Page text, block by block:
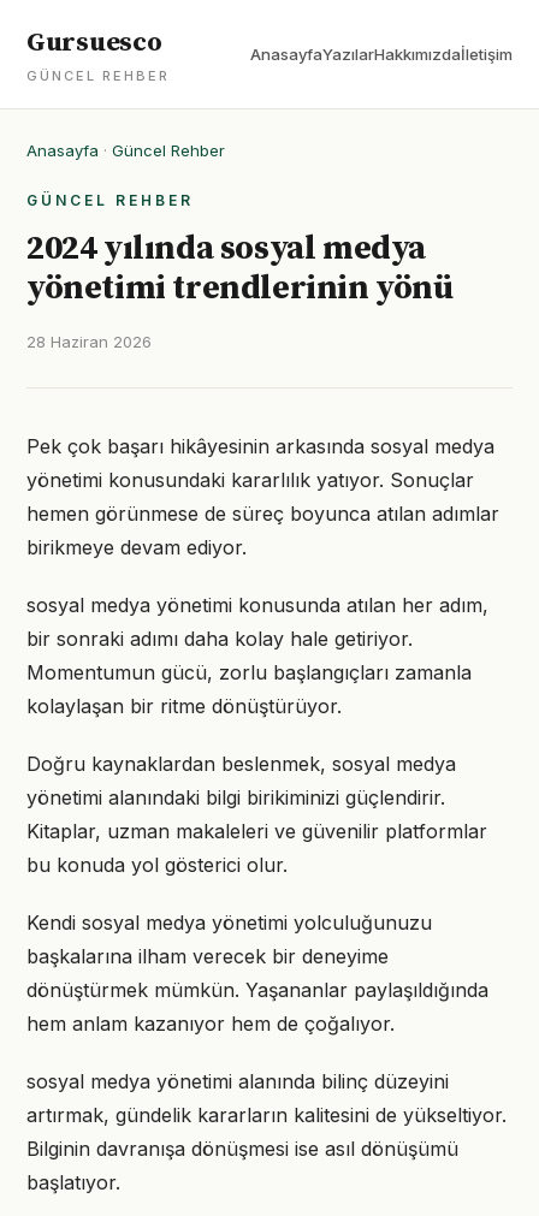
Gursuesco
GÜNCEL REHBER
AnasayfaYazılarHakkımızdaİletişim
Anasayfa · Güncel Rehber
GÜNCEL REHBER
2024 yılında sosyal medya
yönetimi trendlerinin yönü
28 Haziran 2026
Pek çok başarı hikâyesinin arkasında sosyal medya
yönetimi konusundaki kararlılık yatıyor. Sonuçlar
hemen görünmese de süreç boyunca atılan adımlar
birikmeye devam ediyor.
sosyal medya yönetimi konusunda atılan her adım,
bir sonraki adımı daha kolay hale getiriyor.
Momentumun gücü, zorlu başlangıçları zamanla
kolaylaşan bir ritme dönüştürüyor.
Doğru kaynaklardan beslenmek, sosyal medya
yönetimi alanındaki bilgi birikiminizi güçlendirir.
Kitaplar, uzman makaleleri ve güvenilir platformlar
bu konuda yol gösterici olur.
Kendi sosyal medya yönetimi yolculuğunuzu
başkalarına ilham verecek bir deneyime
dönüştürmek mümkün. Yaşananlar paylaşıldığında
hem anlam kazanıyor hem de çoğalıyor.
sosyal medya yönetimi alanında bilinç düzeyini
artırmak, gündelik kararların kalitesini de yükseltiyor.
Bilginin davranışa dönüşmesi ise asıl dönüşümü
başlatıyor.